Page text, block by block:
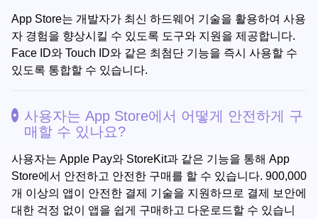
App Store는 개발자가 최신 하드웨어 기술을 활용하여 사용
자 경험을 향상시킬 수 있도록 도구와 지원을 제공합니다.
Face ID와 Touch ID와 같은 최첨단 기능을 즉시 사용할 수
있도록 통합할 수 있습니다.
사용자는 App Store에서 어떻게 안전하게 구
매할 수 있나요?
사용자는 Apple Pay와 StoreKit과 같은 기능을 통해 App
Store에서 안전하고 안전한 구매를 할 수 있습니다. 900,000
개 이상의 앱이 안전한 결제 기술을 지원하므로 결제 보안에
대한 걱정 없이 앱을 쉽게 구매하고 다운로드할 수 있습니